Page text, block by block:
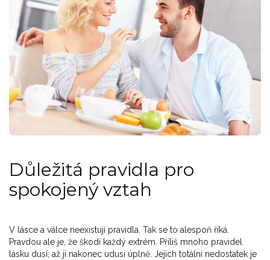
Důležitá pravidla pro
spokojený vztah
V lásce a válce neexistují pravidla. Tak se to alespoň říká.
Pravdou ale je, že škodí každý extrém. Příliš mnoho pravidel
lásku dusí, až ji nakonec udusí úplně. Jejich totální nedostatek je